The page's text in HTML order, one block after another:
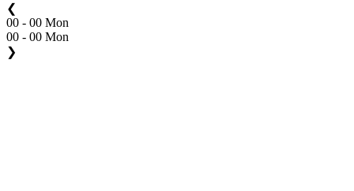
❮
00 - 00 Mon
00 - 00 Mon
❯